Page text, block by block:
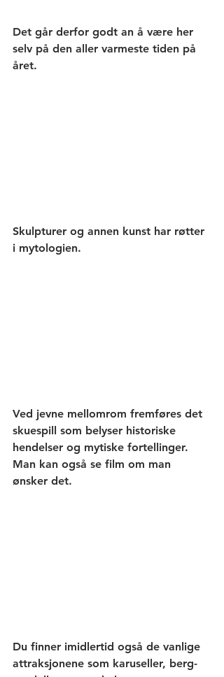
Det går derfor godt an å være her
selv på den aller varmeste tiden på
året.
Skulpturer og annen kunst har røtter
i mytologien.
Ved jevne mellomrom fremføres det
skuespill som belyser historiske
hendelser og mytiske fortellinger.
Man kan også se film om man
ønsker det.
Du finner imidlertid også de vanlige
attraksjonene som karuseller, berg-